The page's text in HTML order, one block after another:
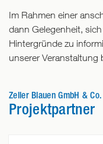
Im Rahmen einer
dann Gelegenheit,
Hintergründe zu
unserer Veranstaltung
Zeller Blauen GmbH & Co.
Projektpartner